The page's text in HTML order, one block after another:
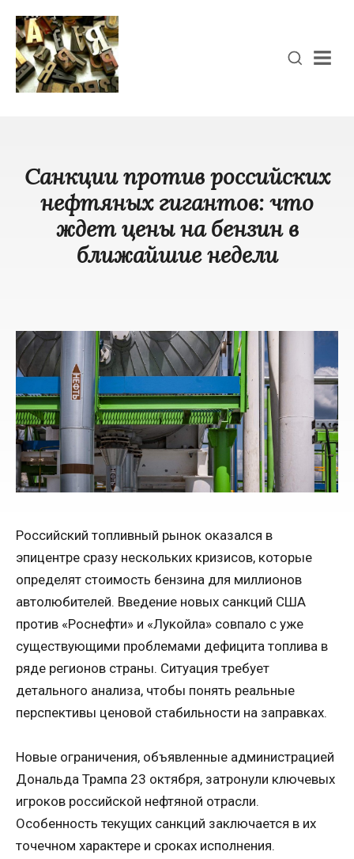
Санкции против российских
нефтяных гигантов: что
ждет цены на бензин в
ближайшие недели
Российский топливный рынок оказался в
эпицентре сразу нескольких кризисов, которые
определят стоимость бензина для миллионов
автолюбителей. Введение новых санкций США
против «Роснефти» и «Лукойла» совпало с уже
существующими проблемами дефицита топлива в
ряде регионов страны. Ситуация требует
детального анализа, чтобы понять реальные
перспективы ценовой стабильности на заправках.
Новые ограничения, объявленные администрацией
Дональда Трампа 23 октября, затронули ключевых
игроков российской нефтяной отрасли.
Особенность текущих санкций заключается в их
точечном характере и сроках исполнения.